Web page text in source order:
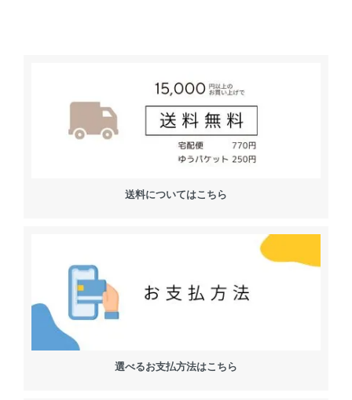
送料についてはこちら
選べるお支払方法はこちら